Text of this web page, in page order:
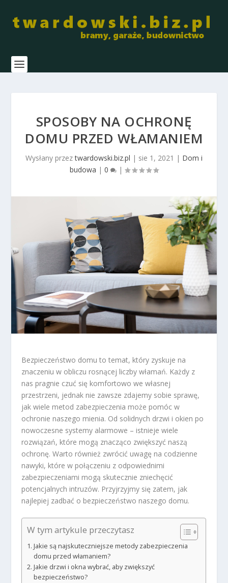
SPOSOBY NA OCHRONĘ
DOMU PRZED WŁAMANIEM
Wysłany przeztwardowski.biz.pl | sie 1, 2021 | Dom i
budowa | 0 |
Bezpieczeństwo domu to temat, który zyskuje na
znaczeniu w obliczu rosnącej liczby włamań. Każdy z
nas pragnie czuć się komfortowo we własnej
przestrzeni, jednak nie zawsze zdajemy sobie sprawę,
jak wiele metod zabezpieczenia może pomóc w
ochronie naszego mienia. Od solidnych drzwi i okien po
nowoczesne systemy alarmowe – istnieje wiele
rozwiązań, które mogą znacząco zwiększyć naszą
ochronę. Warto również zwrócić uwagę na codzienne
nawyki, które w połączeniu z odpowiednimi
zabezpieczeniami mogą skutecznie zniechęcić
potencjalnych intruzów. Przyjrzyjmy się zatem, jak
najlepiej zadbać o bezpieczeństwo naszego domu.
W tym artykule przeczytasz
Jakie są najskuteczniejsze metody zabezpieczenia
domu przed włamaniem?
Jakie drzwi i okna wybrać, aby zwiększyć
bezpieczeństwo?